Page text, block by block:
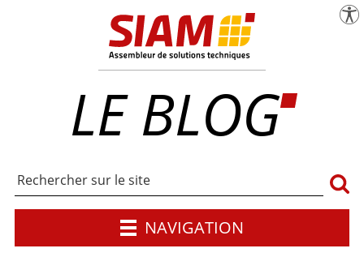
SIAM | Expert en maîtrise d'œuvre
LE BLOG
NAVIGATION